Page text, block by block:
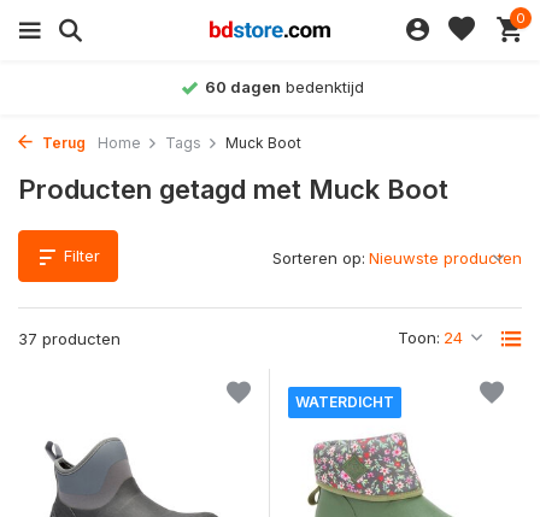
0
60 dagen bedenktijd
Terug Home Tags Muck Boot
Producten getagd met Muck Boot
Filter
37 producten Toon:
Sorteren op:
WATERDICHT